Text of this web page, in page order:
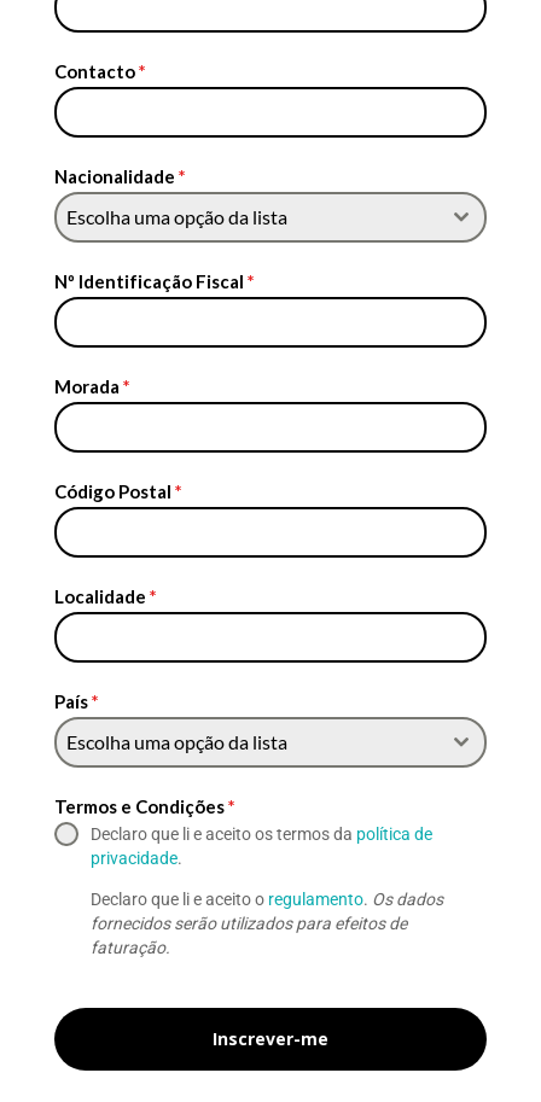
Contacto*
Nacionalidade *
Escolha uma opção da lista
Nº Identificação Fiscal *
Morada *
Código Postal *
Localidade *
País*
Escolha uma opção da lista
Termos e Condições*
Declaro que li e aceito os termos da política de
privacidade.
Declaro que li e aceito o regulamento. Os dados
fornecidos serão utilizados para efeitos de
faturação.
Inscrever-me